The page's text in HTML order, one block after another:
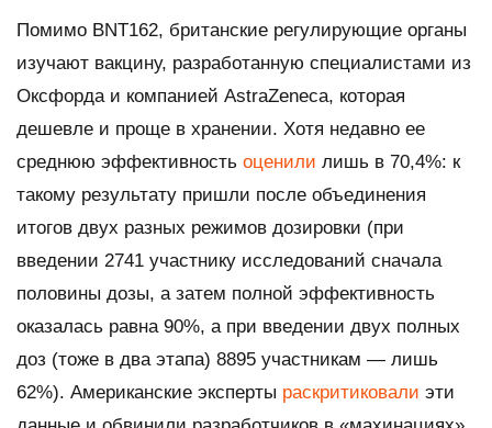
Помимо BNT162, британские регулирующие органы
изучают вакцину, разработанную специалистами из
Оксфорда и компанией AstraZeneca, которая
дешевле и проще в хранении. Хотя недавно ее
среднюю эффективность оценили лишь в 70,4%: к
такому результату пришли после объединения
итогов двух разных режимов дозировки (при
введении 2741 участнику исследований сначала
половины дозы, а затем полной эффективность
оказалась равна 90%, а при введении двух полных
доз (тоже в два этапа) 8895 участникам — лишь
62%). Американские эксперты раскритиковали эти